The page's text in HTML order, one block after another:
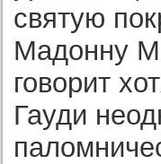
святую
Мадонну
говорит
Гауди